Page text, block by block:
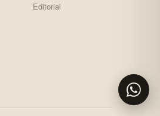
Editorial